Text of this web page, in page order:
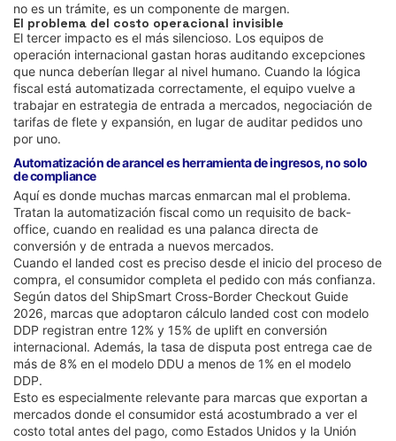
no es un trámite, es un componente de margen.
El problema del costo operacional invisible
El tercer impacto es el más silencioso. Los equipos de
operación internacional gastan horas auditando excepciones
que nunca deberían llegar al nivel humano. Cuando la lógica
fiscal está automatizada correctamente, el equipo vuelve a
trabajar en estrategia de entrada a mercados, negociación de
tarifas de flete y expansión, en lugar de auditar pedidos uno
por uno.
Automatización de arancel es herramienta de ingresos, no solo
de compliance
Aquí es donde muchas marcas enmarcan mal el problema.
Tratan la automatización fiscal como un requisito de back-
office, cuando en realidad es una palanca directa de
conversión y de entrada a nuevos mercados.
Cuando el landed cost es preciso desde el inicio del proceso de
compra, el consumidor completa el pedido con más confianza.
Según datos del ShipSmart Cross-Border Checkout Guide
2026, marcas que adoptaron cálculo landed cost con modelo
DDP registran entre 12% y 15% de uplift en conversión
internacional. Además, la tasa de disputa post entrega cae de
más de 8% en el modelo DDU a menos de 1% en el modelo
DDP.
Esto es especialmente relevante para marcas que exportan a
mercados donde el consumidor está acostumbrado a ver el
costo total antes del pago, como Estados Unidos y la Unión